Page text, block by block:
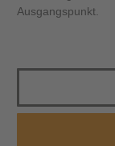
Ausgangspunkt.